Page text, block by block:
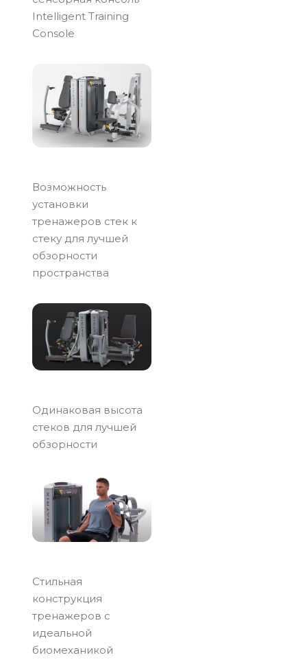
Intelligent Training
Console
Возможность
установки
тренажеров стек к
стеку для лучшей
обзорности
пространства
Одинаковая высота
стеков для лучшей
обзорности
Стильная
конструкция
тренажеров с
идеальной
биомеханикой